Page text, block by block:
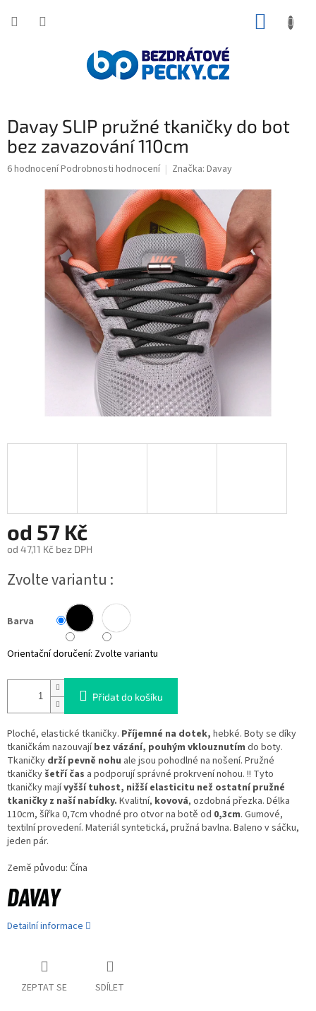
Davay SLIP pružné tkaničky do bot
bez zavazování 110cm
Průměrné
hvězdiček.
6 hodnoceníPodrobnosti hodnocení Značka: Davay
od 57 Kč
od 47,11 Kč bez DPH
cena:
Zvolte variantu
Barva
Orientační doručení: Zvolte variantu
Přidat do košíku
Ploché, elastické tkaničky. Příjemné na dotek, hebké. Boty se díky
tkaničkám nazouvajíbez vázání, pouhým vklouznutím do boty.
Tkaničky drží pevně nohu ale jsou pohodlné na nošení. Pružné
tkaničky šetří čas a podporují správné prokrvení nohou. !! Tyto
tkaničky majívyšší tuhost, nižší elasticitu než ostatní pružné
tkaničky z naší nabídky. Kvalitní, kovová, ozdobná přezka. Délka
110cm, šířka 0,7cm vhodné pro otvor na botě od 0,3cm. Gumové,
textilní provedení. Materiál syntetická, pružná bavlna. Baleno v sáčku,
jeden pár.
Země původu: Čína
Detailní informace
ZEPTAT SE SDÍLET